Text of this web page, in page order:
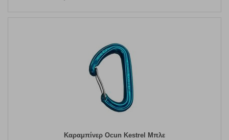
Καραμπίνερ Ocun Kestrel Μπλε